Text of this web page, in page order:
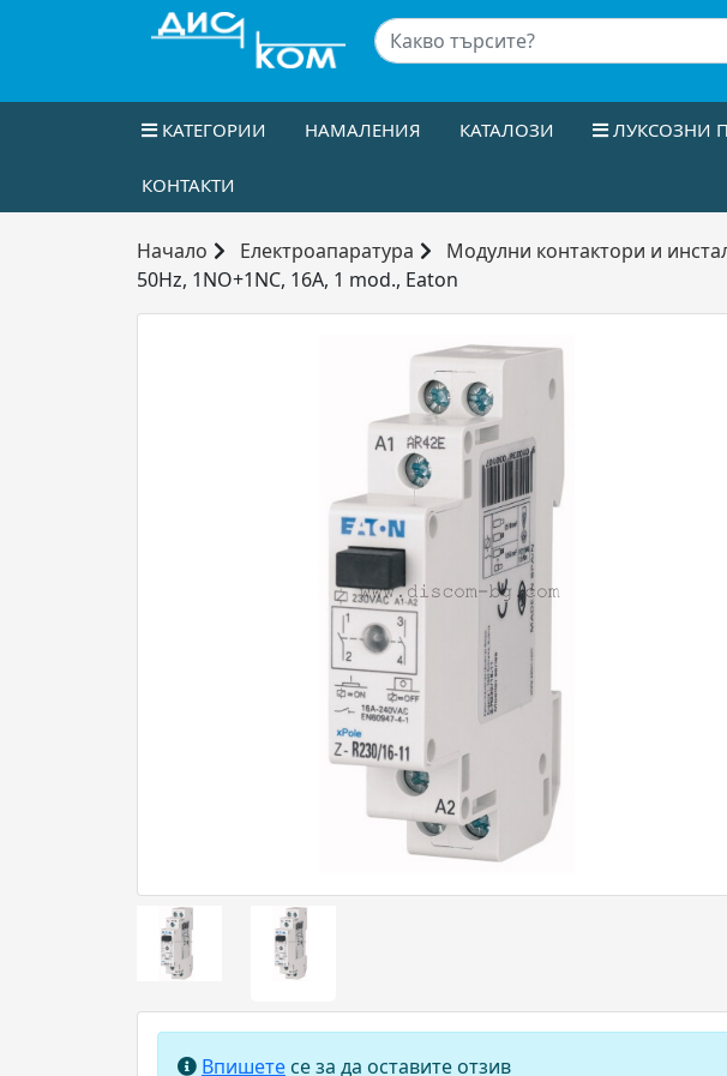
КАТЕГОРИИ НАМАЛЕНИЯ КАТАЛОЗИ ЛУКСОЗНИ
КОНТАКТИ
Начало Електроапаратура Модулни контактори и
50Hz, 1NO+1NC, 16A, 1 mod., Eaton
Впишете се за да оставите отзив